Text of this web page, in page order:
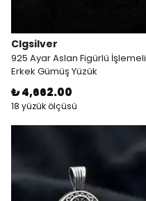
Clgsilver
925 Ayar Aslan Figürlü İşlemeli
Erkek Gümüş Yüzük
₺ 4,662.00
18 yüzük ölçüsü